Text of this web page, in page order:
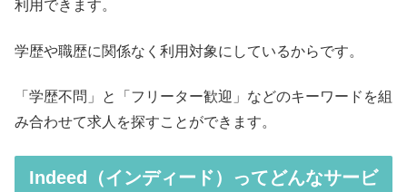
利用できます。
学歴や職歴に関係なく利用対象にしているからです。
「学歴不問」と「フリーター歓迎」などのキーワードを組
み合わせて求人を探すことができます。
Indeed（インディード）ってどんなサービ